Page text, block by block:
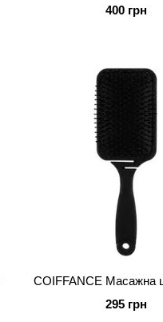
400 грн
COIFFANCE Масажна
295 грн